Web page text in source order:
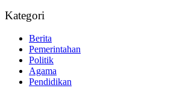
Kategori
Berita
Pemerintahan
Politik
Agama
Pendidikan